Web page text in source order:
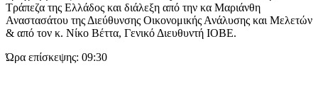
Τράπεζα της Ελλάδος και διάλεξη από την κα Μαριάνθη
Αναστασάτου της Διεύθυνσης Οικονομικής Ανάλυσης και Μελετών
& από τον κ. Νίκο Βέττα, Γενικό Διευθυντή ΙΟΒΕ.
Ώρα επίσκεψης: 09:30